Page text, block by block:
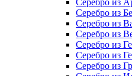
Серебро из
Серебро из
Серебро из
Серебро из
Серебро из
Серебро из
Серебро из